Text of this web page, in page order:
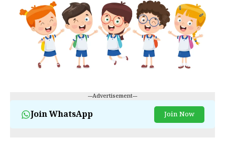
---Advertisement---
Join WhatsApp Join Now